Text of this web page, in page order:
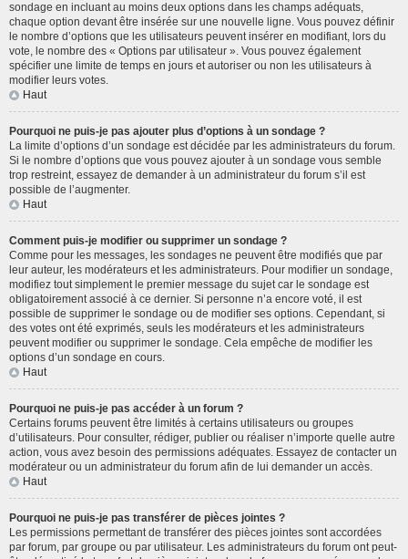
sondage en incluant au moins deux options dans les champs adéquats,
chaque option devant être insérée sur une nouvelle ligne. Vous pouvez définir
le nombre d’options que les utilisateurs peuvent insérer en modifiant, lors du
vote, le nombre des « Options par utilisateur ». Vous pouvez également
spécifier une limite de temps en jours et autoriser ou non les utilisateurs à
modifier leurs votes.
Haut
Pourquoi ne puis-je pas ajouter plus d’options à un sondage ?
La limite d’options d’un sondage est décidée par les administrateurs du forum.
Si le nombre d’options que vous pouvez ajouter à un sondage vous semble
trop restreint, essayez de demander à un administrateur du forum s’il est
possible de l’augmenter.
Haut
Comment puis-je modifier ou supprimer un sondage ?
Comme pour les messages, les sondages ne peuvent être modifiés que par
leur auteur, les modérateurs et les administrateurs. Pour modifier un sondage,
modifiez tout simplement le premier message du sujet car le sondage est
obligatoirement associé à ce dernier. Si personne n’a encore voté, il est
possible de supprimer le sondage ou de modifier ses options. Cependant, si
des votes ont été exprimés, seuls les modérateurs et les administrateurs
peuvent modifier ou supprimer le sondage. Cela empêche de modifier les
options d’un sondage en cours.
Haut
Pourquoi ne puis-je pas accéder à un forum ?
Certains forums peuvent être limités à certains utilisateurs ou groupes
d’utilisateurs. Pour consulter, rédiger, publier ou réaliser n’importe quelle autre
action, vous avez besoin des permissions adéquates. Essayez de contacter un
modérateur ou un administrateur du forum afin de lui demander un accès.
Haut
Pourquoi ne puis-je pas transférer de pièces jointes ?
Les permissions permettant de transférer des pièces jointes sont accordées
par forum, par groupe ou par utilisateur. Les administrateurs du forum ont peut-